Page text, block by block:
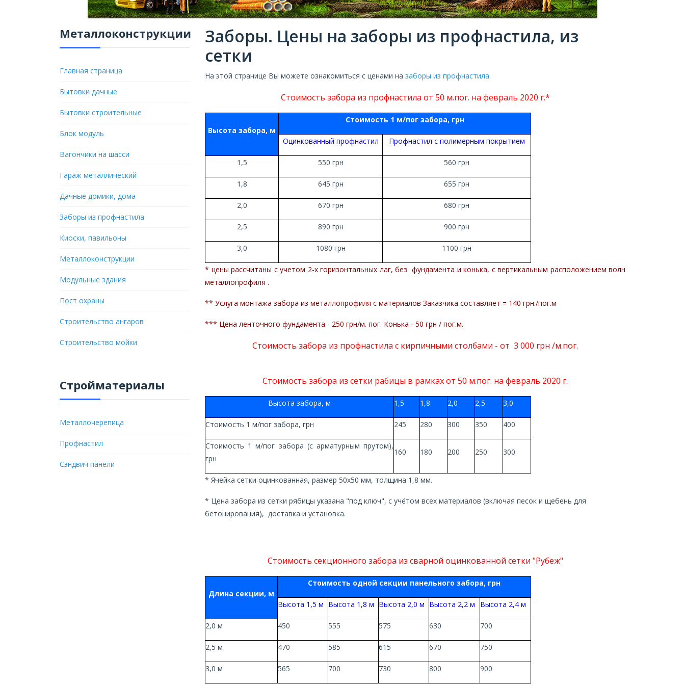
Металлоконструкции
Главная страница
Бытовки дачные
Бытовки строительные
Блок модуль
Вагончики на шасси
Гараж металлический
Дачные домики, дома
Заборы из профнастила
Киоски, павильоны
Металлоконструкции
Модульные здания
Пост охраны
Строительство ангаров
Строительство мойки
Стройматериалы
Металлочерепица
Профнастил
Сэндвич панели
Заборы. Цены на заборы из профнастила, из
сетки
На этой странице Вы можете ознакомиться с ценами на заборы из профнастила.
Стоимость забора из профнастила от 50 м.пог. на февраль 2020 г.*
Высота забора, м
Стоимость 1 м/пог забора, грн
Оцинкованный профнастил Профнастил с полимерным покрытием
1,5 550 грн 560 грн
1,8 645 грн 655 грн
2,0 670 грн 680 грн
2,5 890 грн 900 грн
3,0 1080 грн 1100 грн
* цены рассчитаны с учетом 2-х горизонтальных лаг, без фундамента и конька, с вертикальным расположением волн
металлопрофиля .
** Услуга монтажа забора из металлопрофиля с материалов Заказчика составляет = 140 грн./пог.м
*** Цена ленточного фундамента - 250 грн/м. пог. Конька - 50 грн / пог.м.
Стоимость забора из профнастила с кирпичными столбами - от 3 000 грн /м.пог.
Стоимость забора из сетки рабицы в рамках от 50 м.пог. на февраль 2020 г.
Высота забора, м 1,5 1,8 2,0 2,5 3,0
Стоимость 1 м/пог забора, грн 245 280 300 350 400
Стоимость 1 м/пог забора (с арматурным прутом),
грн
160 180 200 250 300
* Ячейка сетки оцинкованная, размер 50х50 мм, толщина 1,8 мм.
* Цена забора из сетки рябицы указана "под ключ", с учётом всех материалов (включая песок и щебень для
бетонирования), доставка и установка.
Стоимость секционного забора из сварной оцинкованной сетки "Рубеж"
Длина секции, м
Стоимость одной секции панельного забора, грн
Высота 1,5 м Высота 1,8 м Высота 2,0 м Высота 2,2 м Высота 2,4 м
2,0 м 450 555 575 630 700
2,5 м 470 585 615 670 750
3,0 м 565 700 730 800 900